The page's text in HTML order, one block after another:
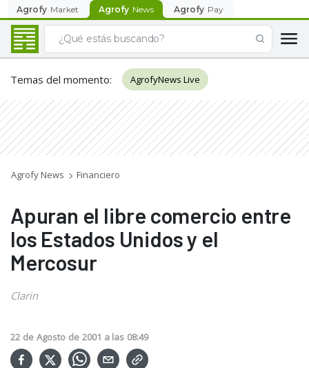
Agrofy Market Agrofy News Agrofy Pay
Temas del momento: AgrofyNews Live
Agrofy News Financiero
Apuran el libre comercio entre
los Estados Unidos y el
Mercosur
Clarin
22 de Agosto de 2001 a las 08:49